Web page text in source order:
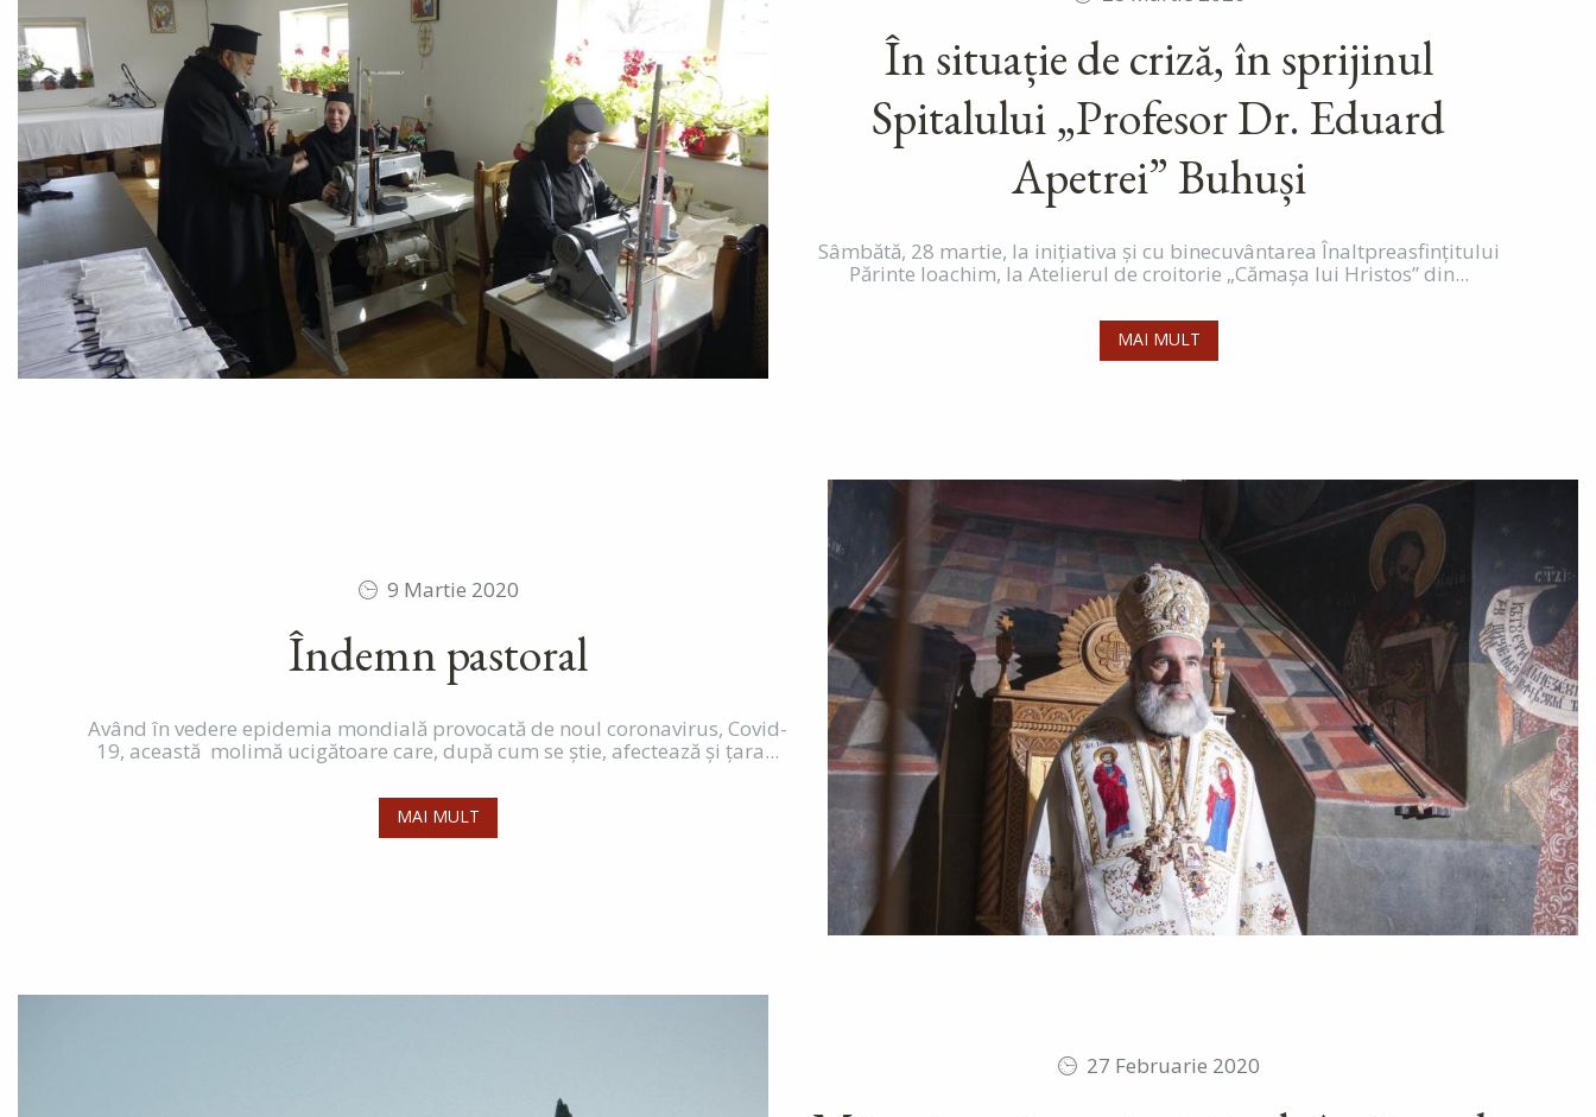
În situație de criză, în sprijinul
Spitalului „Profesor Dr. Eduard
Apetrei” Buhuși
Sâmbătă, 28 martie, la inițiativa și cu binecuvântarea Înaltpreasfințitului
Părinte Ioachim, la Atelierul de croitorie „Cămașa lui Hristos” din...
MAI MULT
9 Martie 2020
Îndemn pastoral
Având în vedere epidemia mondială provocată de noul coronavirus, Covid-
19, această molimă ucigătoare care, după cum se știe, afectează și țara...
MAI MULT
27 Februarie 2020